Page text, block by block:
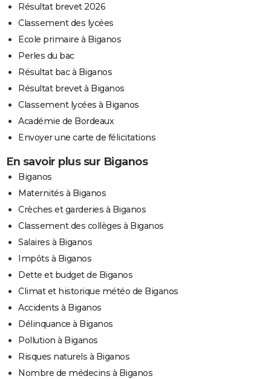
Résultat brevet 2026
Classement des lycées
Ecole primaire à Biganos
Perles du bac
Résultat bac à Biganos
Résultat brevet à Biganos
Classement lycées à Biganos
Académie de Bordeaux
Envoyer une carte de félicitations
En savoir plus sur Biganos
Biganos
Maternités à Biganos
Crèches et garderies à Biganos
Classement des collèges à Biganos
Salaires à Biganos
Impôts à Biganos
Dette et budget de Biganos
Climat et historique météo de Biganos
Accidents à Biganos
Délinquance à Biganos
Pollution à Biganos
Risques naturels à Biganos
Nombre de médecins à Biganos